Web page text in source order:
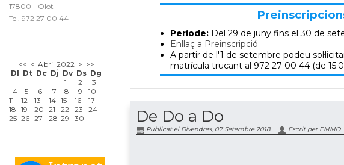
17800 - Olot
Tel. 972 27 00 44
<< < Abril 2022 > >>
Dl
Dt Dc Dj Dv Ds Dg
1
2
3
4
5 6 7 8 9
10
11
12 13 14 15 16
17
18 19 20 21 22 23
24
25 26 27 28 29 30
Període: Del 29 de juny fins el 30 de
Enllaç a Preinscripció
A partir de l'1 de setembre podeu
matrícula trucant al 972 27 00 44 (de
De Do a Do
Publicat el Divendres, 07 Setembre 2018 Escrit per EMMO